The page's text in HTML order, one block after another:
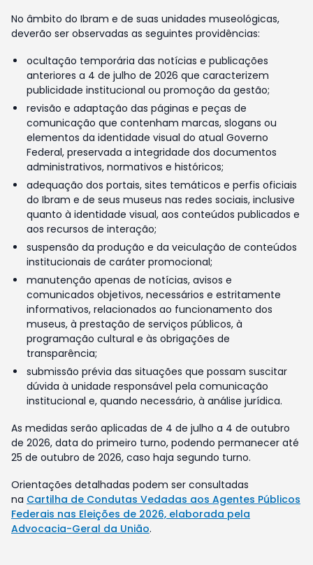
No âmbito do Ibram e de suas unidades museológicas,
deverão ser observadas as seguintes providências:
ocultação temporária das notícias e publicações
anteriores a 4 de julho de 2026 que caracterizem
publicidade institucional ou promoção da gestão;
revisão e adaptação das páginas e peças de
comunicação que contenham marcas, slogans ou
elementos da identidade visual do atual Governo
Federal, preservada a integridade dos documentos
administrativos, normativos e históricos;
adequação dos portais, sites temáticos e perfis oficiais
do Ibram e de seus museus nas redes sociais, inclusive
quanto à identidade visual, aos conteúdos publicados e
aos recursos de interação;
suspensão da produção e da veiculação de conteúdos
institucionais de caráter promocional;
manutenção apenas de notícias, avisos e
comunicados objetivos, necessários e estritamente
informativos, relacionados ao funcionamento dos
museus, à prestação de serviços públicos, à
programação cultural e às obrigações de
transparência;
submissão prévia das situações que possam suscitar
dúvida à unidade responsável pela comunicação
institucional e, quando necessário, à análise jurídica.
As medidas serão aplicadas de 4 de julho a 4 de outubro
de 2026, data do primeiro turno, podendo permanecer até
25 de outubro de 2026, caso haja segundo turno.
Orientações detalhadas podem ser consultadas
na Cartilha de Condutas Vedadas aos Agentes Públicos
Federais nas Eleições de 2026, elaborada pela
Advocacia-Geral da União.